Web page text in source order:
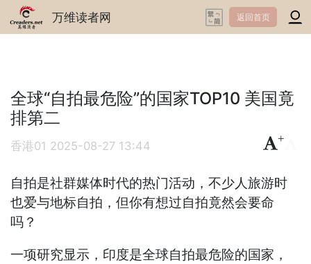
万维读者网 返回首页
全球“自拍最危险”的国家TOP10 美国竟
排第二
香港01 2025-08-27 13:44
+
自拍是社群媒体时代的热门活动，不少人旅游时
也爱与地标自拍，但你有想过自拍竟然会要命
吗？
一项研究显示，印度是全球自拍最危险的国家，